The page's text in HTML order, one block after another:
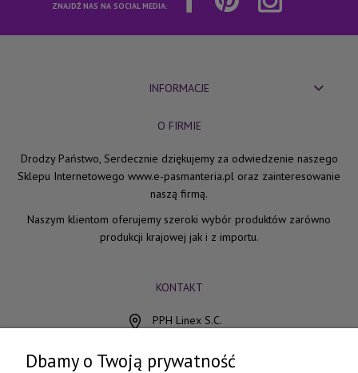
ZNAJDŹ NAS NA SOCIAL MEDIA:
INFORMACJE
O FIRMIE
Drodzy Państwo, Serdecznie dziękujemy za odwiedzenie naszego
Sklepu Internetowego www.e-pasmanteria.pl oraz zainteresowanie
naszą firmą.
Naszym klientom oferujemy szeroki wybór produktów zarówno
produkcji krajowej jak i z importu.
KONTAKT
PPH Linex S.C.
85-078 Bydgoszcz
Dbamy o Twoją prywatność